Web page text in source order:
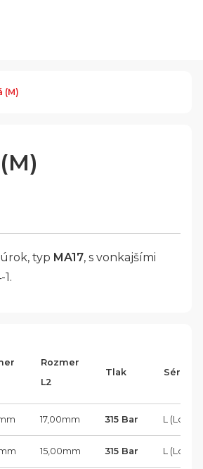
(M)
typ MA17, s vonkajšími
Rozmer
L2
Tlak Séria
17,00mm 315 Bar L (Load)
15,00mm 315 Bar L (Load)